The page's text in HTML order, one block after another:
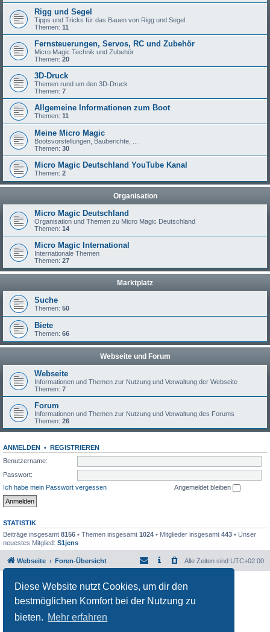
Diese Website nutzt Cookies, um dir den
bestmöglichen Komfort bei der Nutzung zu
bieten. Mehr erfahren
Rigg und Segel
Tipps und Tricks für das Bauen von Rigg und Segel
Themen: 11
Fernsteuerungen, Servos, RC und Zubehör
Micro Magic Technik und Zubehör
Themen: 20
3D-Druck
Themen rund um den 3D-Druck
Themen: 7
Allgemeine Informationen zum Boot
Themen: 11
Meine Micro Magic
Bootsvorstellungen, Bauberichte, ...
Themen: 30
Micro Magic Deutschland YouTube Kanal
Themen: 2
Organisation
Micro Magic Deutschland
Organisation und Themen zu Micro Magic Deutschland
Themen: 14
Micro Magic International
Internationale Themen
Themen: 27
Marktplatz
Suche
Themen: 50
Biete
Themen: 66
Webseite und Forum
Webseite
Informationen und Themen zur Nutzung und Verwaltung der Webseite
Themen: 7
Forum
Informationen und Themen zur Nutzung und Verwaltung des Forums
Themen: 26
ANMELDEN •
REGISTRIEREN
Benutzername:
Passwort:
Ich habe mein Passwort vergessen
Angemeldet bleiben
STATISTIK
Beiträge insgesamt 8156 • Themen insgesamt 1024 • Mitglieder insgesamt 443 • Unser
neuestes Mitglied: S1jens
Webseite Foren-Übersicht Alle Zeiten sind UTC+02:00
Powered by phpBB
® Forum Software © phpBB Limited
Datenschutz|Nutzungsbedingungen